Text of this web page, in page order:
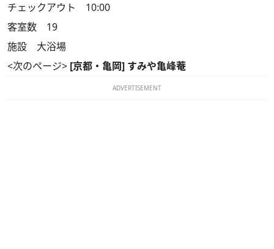
チェックアウト 10:00
客室数 19
施設 大浴場
<次のページ> [京都・亀岡] すみや亀峰菴
ADVERTISEMENT